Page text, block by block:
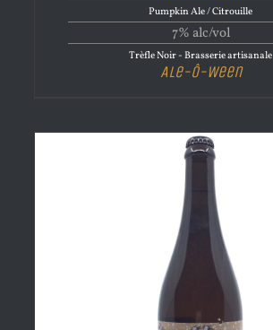
Pumpkin Ale / Citrouille
7% alc/vol
Trèfle Noir - Brasserie artisanale
Ale-Ô-Ween